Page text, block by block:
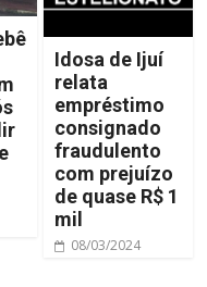
Idosa de Ijuí
relata
empréstimo
consignado
fraudulento
com prejuízo
de quase R$ 1
mil
08/03/2024